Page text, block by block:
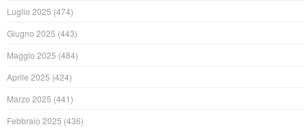
Luglio 2025 (474)
Giugno 2025 (443)
Maggio 2025 (484)
Aprile 2025 (424)
Marzo 2025 (441)
Febbraio 2025 (436)